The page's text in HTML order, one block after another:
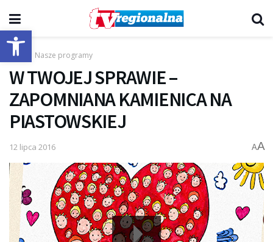
Otwórz pasek narzędzi
Start Nasze programy
W TWOJEJ SPRAWIE –
ZAPOMNIANA KAMIENICA NA
PIASTOWSKIEJ
12 lipca 2016 AA